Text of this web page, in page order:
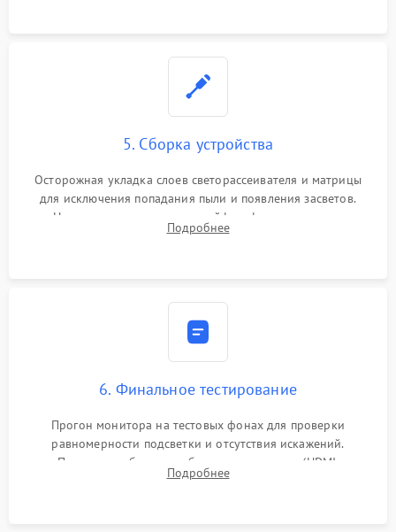
5. Сборка устройства
Осторожная укладка слоев светорассеивателя и матрицы
для исключения попадания пыли и появления засветов.
Надежное подключение шлейфов, фиксация плат и
аккуратное защелкивание пластикового корпуса монитора.
Подробнее
6. Финальное тестирование
Прогон монитора на тестовых фонах для проверки
равномерности подсветки и отсутствия искажений.
Проверка работоспособности всех портов (HDMI,
DisplayPort, VGA) и кнопок управления под нагрузкой в
Подробнее